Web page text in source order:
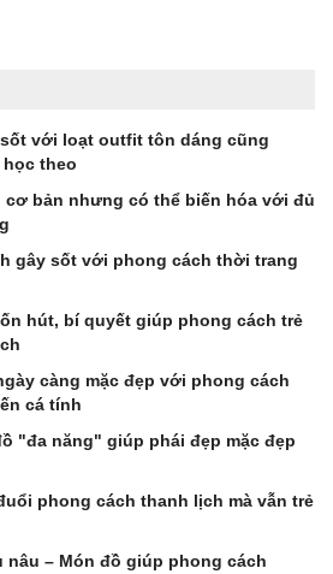
với loạt outfit tôn dáng cũng
theo
cơ bản nhưng có thể biến hóa với đủ
gây sốt với phong cách thời trang
hút, bí quyết giúp phong cách trẻ
càng mặc đẹp với phong cách
cá tính
"đa năng" giúp phái đẹp mặc đẹp
phong cách thanh lịch mà vẫn trẻ
nâu – Món đồ giúp phong cách